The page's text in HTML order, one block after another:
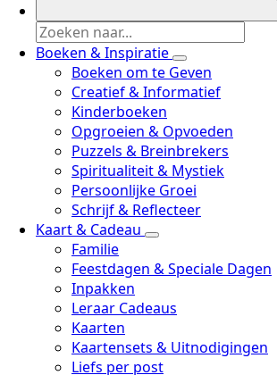
Boeken & Inspiratie
Boeken om te Geven
Creatief & Informatief
Kinderboeken
Opgroeien & Opvoeden
Puzzels & Breinbrekers
Spiritualiteit & Mystiek
Persoonlijke Groei
Schrijf & Reflecteer
Kaart & Cadeau
Familie
Feestdagen & Speciale Dagen
Inpakken
Leraar Cadeaus
Kaarten
Kaartensets & Uitnodigingen
Liefs per post